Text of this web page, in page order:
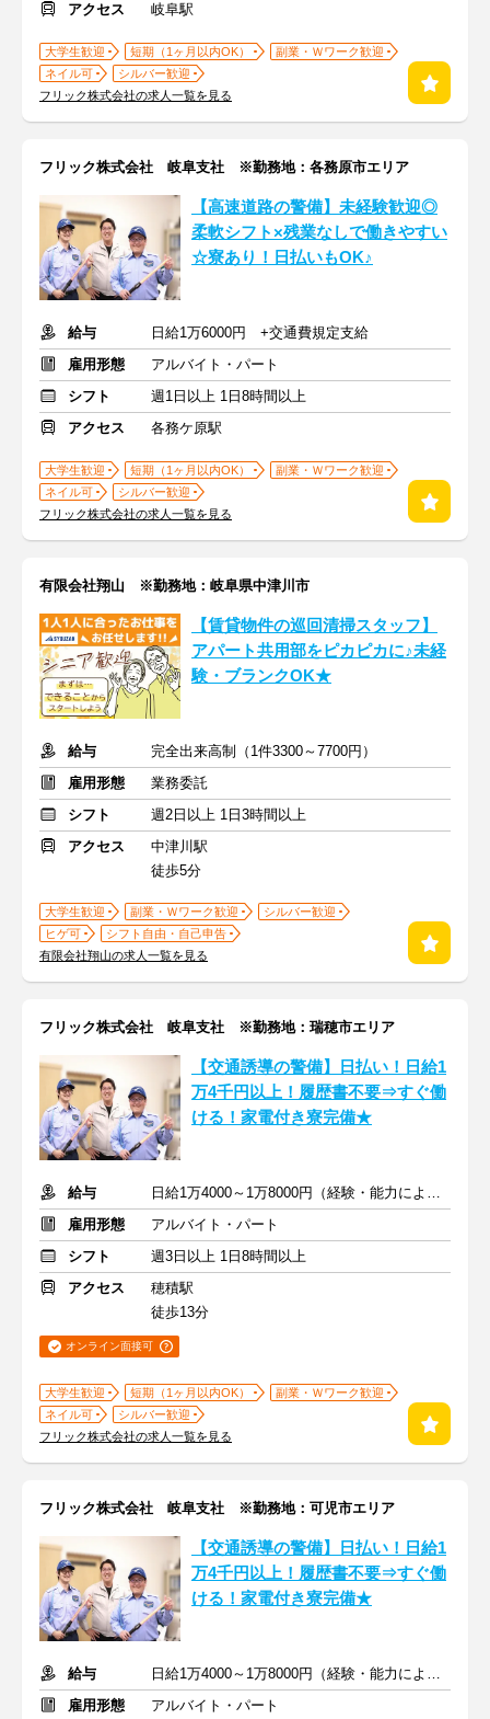
アクセス
岐阜駅
大学生歓迎 短期（1ヶ月以内OK）
副業・Ｗワーク歓迎
ネイル可
シルバー歓迎
フリック株式会社の求人一覧を見る
フリック株式会社 岐阜支社 ※勤務地：各務原市エリア
【高速道路の警備】未経験歓迎◎
柔軟シフト×残業なしで働きやすい
☆寮あり！日払いもOK♪
給与
日給1万6000円 +交通費規定支給
雇用形態
アルバイト・パート
シフト
週1日以上 1日8時間以上
アクセス
各務ケ原駅
大学生歓迎 短期（1ヶ月以内OK）
副業・Ｗワーク歓迎
ネイル可
シルバー歓迎
フリック株式会社の求人一覧を見る
有限会社翔山 ※勤務地：岐阜県中津川市
【賃貸物件の巡回清掃スタッフ】
アパート共用部をピカピカに♪未経
験・ブランクOK★
給与
完全出来高制（1件3300～7700円）
雇用形態
業務委託
シフト
週2日以上 1日3時間以上
アクセス
中津川駅
徒歩5分
大学生歓迎 副業・Ｗワーク歓迎
シルバー歓迎
ヒゲ可
シフト自由・自己申告
有限会社翔山の求人一覧を見る
フリック株式会社 岐阜支社 ※勤務地：瑞穂市エリア
【交通誘導の警備】日払い！日給1
万4千円以上！履歴書不要⇒すぐ働
ける！家電付き寮完備★
給与
日給1万4000～1万8000円（経験・能力による）
雇用形態
アルバイト・パート
シフト
週3日以上 1日8時間以上
アクセス
穂積駅
徒歩13分
オンライン面接可
大学生歓迎 短期（1ヶ月以内OK）
副業・Ｗワーク歓迎
ネイル可
シルバー歓迎
フリック株式会社の求人一覧を見る
フリック株式会社 岐阜支社 ※勤務地：可児市エリア
【交通誘導の警備】日払い！日給1
万4千円以上！履歴書不要⇒すぐ働
ける！家電付き寮完備★
給与
日給1万4000～1万8000円（経験・能力による）
雇用形態
アルバイト・パート